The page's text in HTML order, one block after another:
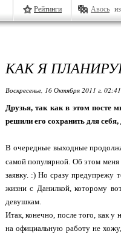
Рейтинги Авось
КАК Я
Воскресенье, 16 Октября 2011 г. 02:41
Друзья, так как в этом посте
решили его сохранить для
В очередные выходные
самой популярной. Об этом меня
заявку. :) Но сразу предупрежу
жизни с Данилкой, которому
девушкам.
Итак, конечно, после того, как
на официальную работу не